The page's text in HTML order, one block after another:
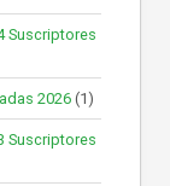
Suscriptores
2026 (1)
Suscriptores